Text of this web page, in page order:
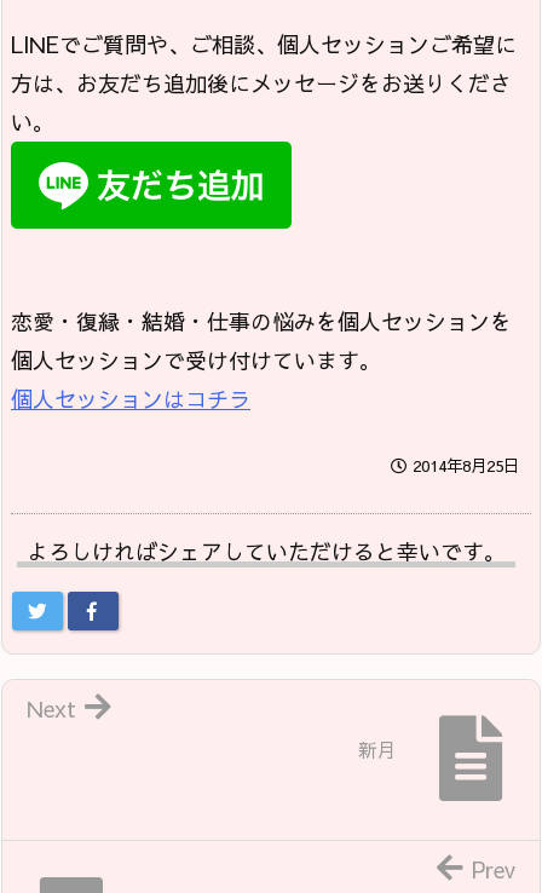
LINEでご質問や、ご相談、個人セッションご希望に
方は、お友だち追加後にメッセージをお送りくださ
い。
恋愛・復縁・結婚・仕事の悩みを個人セッションを
個人セッションで受け付けています。
個人セッションはコチラ
2014年8月25日
よろしければシェアしていただけると幸いです。
新月
Next
Prev